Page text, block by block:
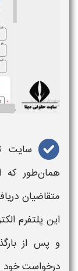
سایت
همان‌طور که
متقاضیان
این پلتفرم
و پس از
درخواست خود